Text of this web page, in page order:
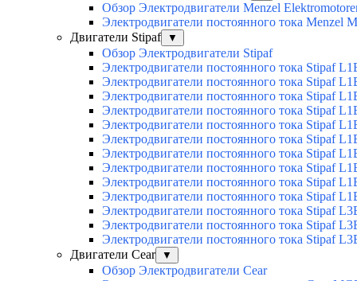
Обзор Электродвигатели Menzel
Электродвигатели постоянного тока Menzel
Двигатели Stipaf
▼
Обзор Электродвигатели Stipaf
Электродвигатели постоянного тока Stipaf
Электродвигатели постоянного тока Stipaf
Электродвигатели постоянного тока Stipaf
Электродвигатели постоянного тока Stipaf
Электродвигатели постоянного тока Stipaf
Электродвигатели постоянного тока Stipaf
Электродвигатели постоянного тока Stipaf
Электродвигатели постоянного тока Stipaf
Электродвигатели постоянного тока Stipaf
Электродвигатели постоянного тока Stipaf
Электродвигатели постоянного тока Stipaf
Электродвигатели постоянного тока Stipaf
Электродвигатели постоянного тока Stipaf
Двигатели Cear
▼
Обзор Электродвигатели Cear